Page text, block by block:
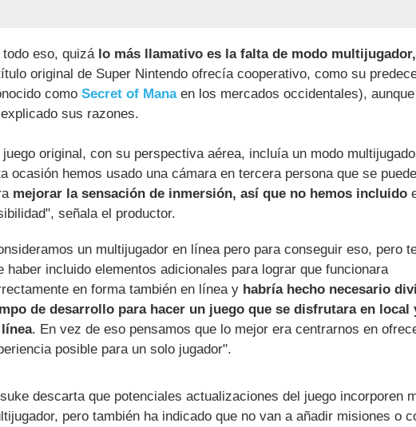
todo eso, quizá lo más llamativo es la falta de modo multijugador,
original de Super Nintendo ofrecía cooperativo, como su
como Secret of Manaen los mercados occidentales),
sus razones.
juego original, con su perspectiva aérea, incluía un modo
ocasión hemos usado una cámara en tercera persona que se
mejorar la sensación de inmersión, así que no hemos incluido
señala el productor.
un multijugador en línea pero para conseguir eso, pero
haber incluido elementos adicionales para lograr que funcionara
en forma también en línea y habría hecho necesario
de desarrollo para hacer un juego que se disfrutara en local
. En vez de eso pensamos que lo mejor era centrarnos en
posible para un solo jugador".
descarta que potenciales actualizaciones del juego incorporen
pero también ha indicado que no van a añadir misiones o